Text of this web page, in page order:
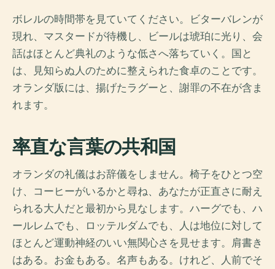
ボレルの時間帯を見ていてください。ビターバレンが
現れ、マスタードが待機し、ビールは琥珀に光り、会
話はほとんど典礼のような低さへ落ちていく。国と
は、見知らぬ人のために整えられた食卓のことです。
オランダ版には、揚げたラグーと、謝罪の不在が含ま
れます。
率直な言葉の共和国
オランダの礼儀はお辞儀をしません。椅子をひとつ空
け、コーヒーがいるかと尋ね、あなたが正直さに耐え
られる大人だと最初から見なします。ハーグでも、ハ
ールレムでも、ロッテルダムでも、人は地位に対して
ほとんど運動神経のいい無関心さを見せます。肩書き
はある。お金もある。名声もある。けれど、人前でそ